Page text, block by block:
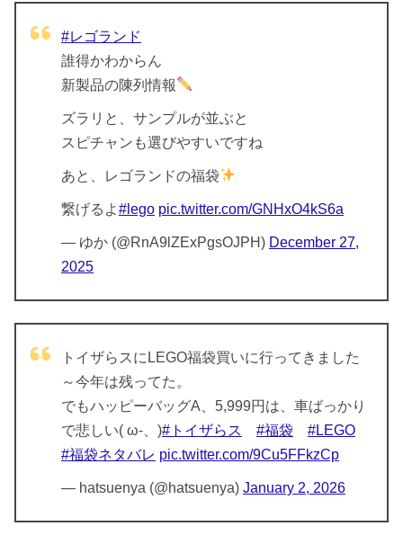
#レゴランド
誰得かわからん
新製品の陳列情報
ズラリと、サンプルが並ぶと
スピチャンも選びやすいですね
あと、レゴランドの福袋
繋げるよ#lego pic.twitter.com/GNHxO4kS6a
— ゆか (@RnA9lZExPgsOJPH) December 27,
2025
トイザらスにLEGO福袋買いに行ってきました
～今年は残ってた。
でもハッピーバッグA、5,999円は、車ばっかり
で悲しい( ω-、)#トイザらス #福袋
#LEGO
#福袋ネタバレ pic.twitter.com/9Cu5FFkzCp
— hatsuenya (@hatsuenya) January 2, 2026